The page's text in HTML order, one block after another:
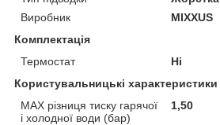
Виробник
MIXXUS
Комплектація
Термостат
Ні
Користувальницькі характеристики
MAX різниця тиску гарячої
і холодної води (бар)
1,50